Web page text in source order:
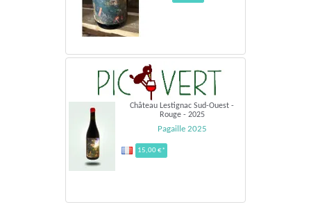
Château Lestignac Sud-Ouest -
Rouge - 2025
Pagaille 2025
15,00 €*